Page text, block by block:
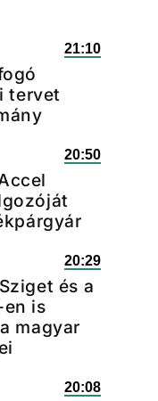
21:10
tervet
20:50
20:29
és a
en is
magyar
20:08